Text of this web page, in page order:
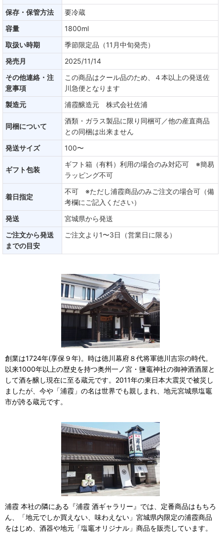
保存・保管方法
要冷蔵
容量
1800ml
取扱い時期
季節限定品（11月中旬発売）
発売月
2025/11/14
その他連絡・注
意事項
この商品はクール品のため、４本以上の発送佐
川急便となります
製造元
浦霞醸造元 株式会社佐浦
同梱について
酒類・ガラス製品に限り同梱可／他の産直商品
との同梱は出来ません
発送サイズ
100〜
ギフト包装
ギフト箱（有料）利用の場合のみ対応可 ※簡易
ラッピング不可
着日指定
不可 ※ただし浦霞商品のみご注文の場合可（備
考欄にご記入ください）
発送
宮城県から発送
ご注文から発送
までの目安
ご注文より1〜3日（営業日に限る）
創業は1724年(享保９年)。時は徳川幕府８代将軍徳川吉宗の時代。
以来1000年以上の歴史を持つ奥州一ノ宮・鹽竈神社の御神酒酒屋と
して酒を醸し現在に至る蔵元です。2011年の東日本大震災で被災し
ましたが、今や「浦霞」の名は世界でも親しまれ、地元宮城県塩竈
市が誇る蔵元です。
浦霞 本社の隣にある『浦霞 酒ギャラリー』では、定番商品はもちろ
ん、「地元でしか買えない、味わえない」宮城県内限定の浦霞商品
をはじめ、酒器や地元「塩竈オリジナル」商品を販売しています。